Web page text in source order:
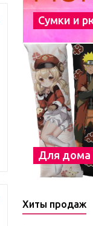
Сумки и
Для дома
Хиты продаж